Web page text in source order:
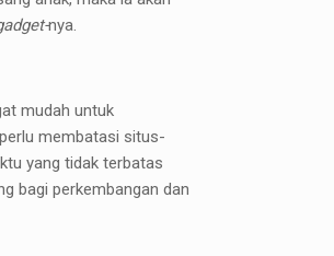
nya.
mudah untuk
membatasi situs-
yang tidak terbatas
bagi perkembangan dan